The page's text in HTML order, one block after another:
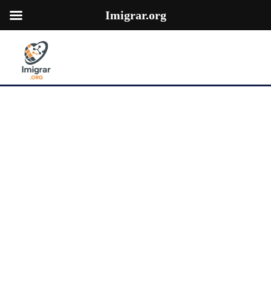
Imigrar.org